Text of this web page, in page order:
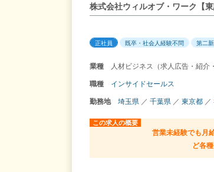
株式会社ウィルオブ・ワーク【
正社員 既卒・社会人経験不問 第二
業種
人材ビジネス（求人広告・紹
職種
インサイドセールス
勤務地
埼玉県 ／ 千葉県 ／ 東京都 ／
この求人の概要
営業未経験でも月
ど各